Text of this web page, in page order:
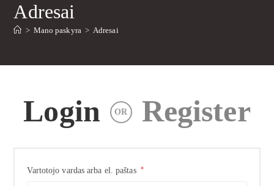
Adresai
> Mano paskyra > Adresai
Login OR Register
Vartotojo vardas arba el. paštas *